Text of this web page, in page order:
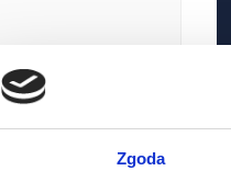
Zgoda